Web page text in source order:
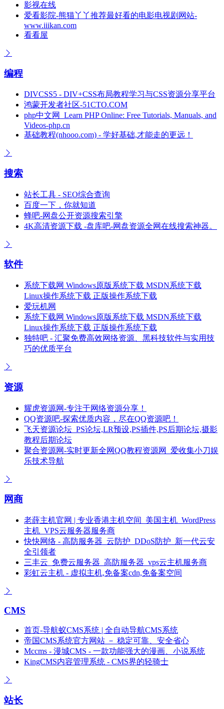
影视在线
爱看影院-熊猫丫丫推荐最好看的电影电视剧网站-
www.iiikan.com
看看屋
编程
DIVCSS5 - DIV+CSS布局教程学习与CSS资源分享平台
鸿蒙开发者社区-51CTO.COM
php中文网_Learn PHP Online: Free Tutorials, Manuals, and
Videos-php.cn
基础教程(nhooo.com) - 学好基础,才能走的更远！
搜索
站长工具 - SEO综合查询
百度一下，你就知道
蜂吧-网盘公开资源搜索引擎
4K高清资源下载 -盘库吧-网盘资源全网在线搜索神器。
软件
系统下载网 Windows原版系统下载 MSDN系统下载
Linux操作系统下载 正版操作系统下载
爱玩机网
系统下载网 Windows原版系统下载 MSDN系统下载
Linux操作系统下载 正版操作系统下载
独特吧 - 汇聚免费高效网络资源、黑科技软件与实用技
巧的优质平台
资源
耀虎资源网-专注于网络资源分享！
QQ资源吧-探索优质内容，尽在QQ资源吧！
飞天资源论坛_PS论坛,LR预设,PS插件,PS后期论坛,摄影
教程后期论坛
聚合资源网-实时更新全网QQ教程资源网_爱收集小刀娱
乐技术导航
网商
老薛主机官网 | 专业香港主机空间_美国主机_WordPress
主机_VPS云服务器服务商
快快网络 - 高防服务器_云防护_DDoS防护_新一代云安
全引领者
三丰云_免费云服务器_高防服务器_vps云主机服务商
彩虹云主机 - 虚拟主机,免备案cdn,免备案空间
CMS
首页-导航蚁CMS系统 | 全自动导航CMS系统
帝国CMS系统官方网站 － 稳定可靠、安全省心
Mccms - 漫城CMS - 一款功能强大的漫画、小说系统
KingCMS内容管理系统 - CMS界的轻骑士
站长